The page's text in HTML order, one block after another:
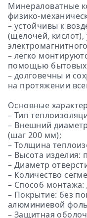
Минераловатные
физико-
– устойчивы к
(щелочей, кислот),
– легко
помощью бытовых
– долговечны и
на протяжении
Основные
– Тип
– Внешний
(шаг 200 мм);
– Толщина
– Высота изделия:
– Диаметр
– Количество
– Способ монтажа:
– Покрытие: без
алюминиевой
– Защитная